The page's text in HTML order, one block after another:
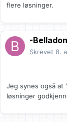
flere løsninger.
-
Skrevet 8.
Jeg synes også at
løsninger